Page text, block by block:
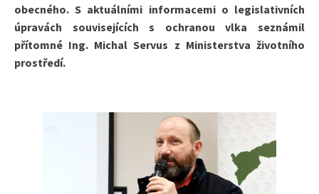
obecného. S aktuálními informacemi o legislativních
úpravách souvisejících s ochranou vlka seznámil
přítomné Ing. Michal Servus z Ministerstva životního
prostředí.